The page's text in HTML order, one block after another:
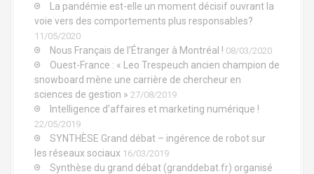
La pandémie est-elle un moment décisif ouvrant la
voie vers des comportements plus responsables?
11/05/2020
Nous Français de l’Étranger à Montréal ! 08/03/2020
Ouest-France : « Leo Trespeuch ancien champion de
snowboard mène une carrière de chercheur en
sciences de gestion » 27/08/2019
Intelligence d’affaires et marketing numérique !
22/05/2019
SYNTHÈSE Grand débat – ingérence de robot sur
les réseaux sociaux 16/03/2019
Synthèse du grand débat (granddebat.fr) organisé